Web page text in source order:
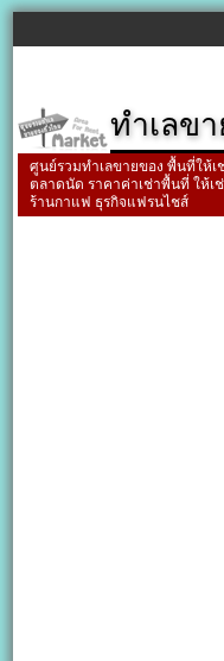
ทำเลข
ศูนย์รวมทำเลขายของ พื้นที่ให้
ตลาดนัด ราคาค่าเช่าพื้นที่ ให้เ
ร้านกาแฟ ธุรกิจแฟรนไชส์